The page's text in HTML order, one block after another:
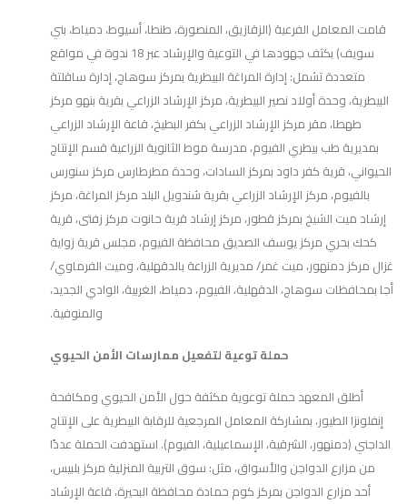
قامت المعامل الفرعية (الزقازيق، المنصورة، طنطا، أسيوط، دمياط، بني
سويف) بكثف جهودها في التوعية والإرشاد عبر 18 ندوة في مواقع
متعددة تشمل: إدارة المراغة البيطرية بمركز سوهاج، إدارة ساقلتة
البيطرية، وحدة أولاد نصير البيطرية، مركز الإرشاد الزراعي بقرية بنهو مركز
طهطا، مقر مركز الإرشاد الزراعي بكفر البطيخ، قاعة الإرشاد الزراعي
بمديرية طب بيطري الفيوم، مدرسة موط الثانوية الزراعية قسم الإنتاج
الحيواني، قرية كفر داود بمركز السادات، وحدة مطرطارس مركز سنورس
بالفيوم، مركز الإرشاد الزراعي بقرية شندويل البلد مركز المراغة، مركز
إرشاد ميت الشيخ بمركز قطور، مركز إرشاد قرية حانوت مركز زفتى، قرية
كحك بحري مركز يوسف الصديق محافظة الفيوم، مجلس قرية زواية
غزال مركز دمنهور، ميت غمر/ مديرية الزراعة بالدقهلية، وميت الفرماوي/
أجا بمحافظات سوهاج، الدقهلية، الفيوم، دمياط، الغربية، الوادي الجديد،
والمنوفية.
حملة توعية لتفعيل ممارسات الأمن الحيوي
أطلق المعهد حملة توعوية مكثفة حول الأمن الحيوي ومكافحة
إنفلونزا الطيور، بمشاركة المعامل المرجعية للرقابة البيطرية على الإنتاج
الداجني (دمنهور، الشرقية، الإسماعيلية، الفيوم). استهدفت الحملة عددًا
من مزارع الدواجن والأسواق، مثل: سوق التربية المنزلية مركز بلبيس،
أحد مزارع الدواجن بمركز كوم حمادة محافظة البحيرة، قاعة الإرشاد